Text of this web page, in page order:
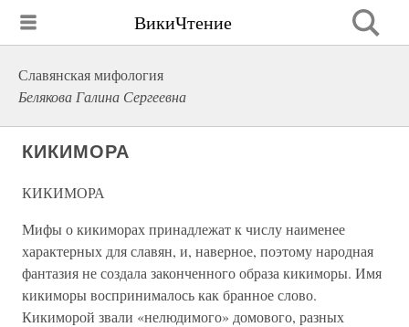
ВикиЧтение
Славянская мифология
Белякова Галина Сергеевна
КИКИМОРА
КИКИМОРА
Мифы о кикиморах принадлежат к числу наименее
характерных для славян, и, наверное, поэтому народная
фантазия не создала законченного образа кикиморы. Имя
кикиморы воспринималось как бранное слово.
Кикиморой звали «нелюдимого» домового, разных